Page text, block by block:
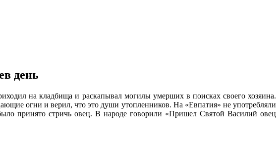
день
на кладбища и раскапывал могилы умерших в поисках своего хозяина.
огни и верил, что это души утопленников. На «Евпатия» не употребляли
принято стричь овец. В народе говорили «Пришел Святой Василий овец